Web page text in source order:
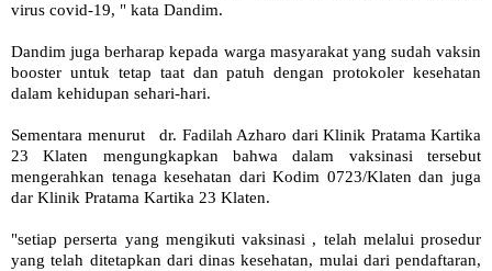
virus covid-19, " kata Dandim.
Dandim juga berharap kepada warga masyarakat yang sudah vaksin
booster untuk tetap taat dan patuh dengan protokoler kesehatan
dalam kehidupan sehari-hari.
Sementara menurut dr. Fadilah Azharo dari Klinik Pratama Kartika
23 Klaten mengungkapkan bahwa dalam vaksinasi tersebut
mengerahkan tenaga kesehatan dari Kodim 0723/Klaten dan juga
dar Klinik Pratama Kartika 23 Klaten.
"setiap perserta yang mengikuti vaksinasi , telah melalui prosedur
yang telah ditetapkan dari dinas kesehatan, mulai dari pendaftaran,